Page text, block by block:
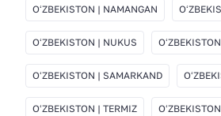
OʻZBEKISTON | NAMANGAN
OʻZBEKISTON | NUKUS
OʻZBEKISTON | SAMARKAND
OʻZBEKISTON | TERMIZ